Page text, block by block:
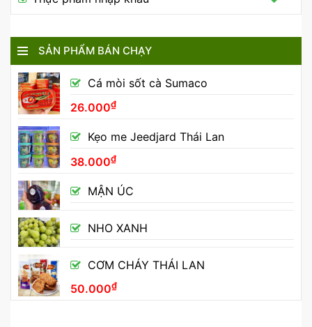
SẢN PHẨM BÁN CHẠY
Cá mòi sốt cà Sumaco
26.000₫
Kẹo me Jeedjard Thái Lan
38.000₫
MẬN ÚC
NHO XANH
CƠM CHÁY THÁI LAN
50.000₫